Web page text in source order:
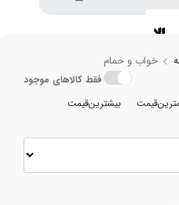
خواب و حمام
فقط کالاهای موجود
بیشترین‌قیمت